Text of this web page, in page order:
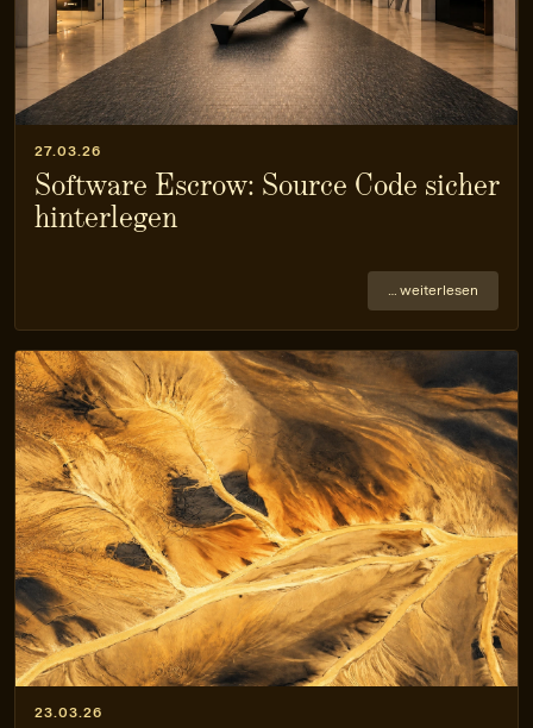
27.03.26
Software Escrow: Source Code sicher
hinterlegen
… weiterlesen
23.03.26